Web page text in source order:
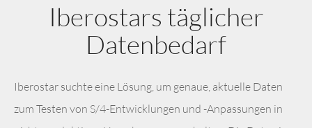
Iberostars täglicher
Datenbedarf
Iberostar suchte eine Lösung, um genaue, aktuelle Daten
zum Testen von S/4-Entwicklungen und -Anpassungen in